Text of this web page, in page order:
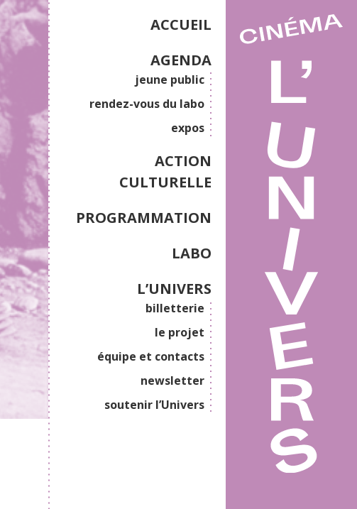
ACCUEIL
AGENDA
jeune public
rendez-vous du labo
expos
ACTION
CULTURELLE
PROGRAMMATION
LABO
L’UNIVERS
billetterie
le projet
équipe et contacts
newsletter
soutenir l’Univers